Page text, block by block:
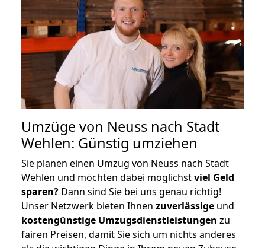
Umzüge von Neuss nach Stadt
Wehlen: Günstig umziehen
Sie planen einen Umzug von Neuss nach Stadt
Wehlen und möchten dabei möglichstviel Geld
sparen? Dann sind Sie bei uns genau richtig!
Unser Netzwerk bieten Ihnen zuverlässige und
kostengünstige Umzugsdienstleistungen zu
fairen Preisen, damit Sie sich um nichts anderes